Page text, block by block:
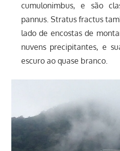
cumulonimbus, e são
pannus. Stratus fractus
lado de encostas de
nuvens precipitantes, e
escuro ao quase branco.